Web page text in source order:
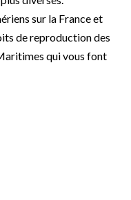
sur la France et
de reproduction des
qui vous font